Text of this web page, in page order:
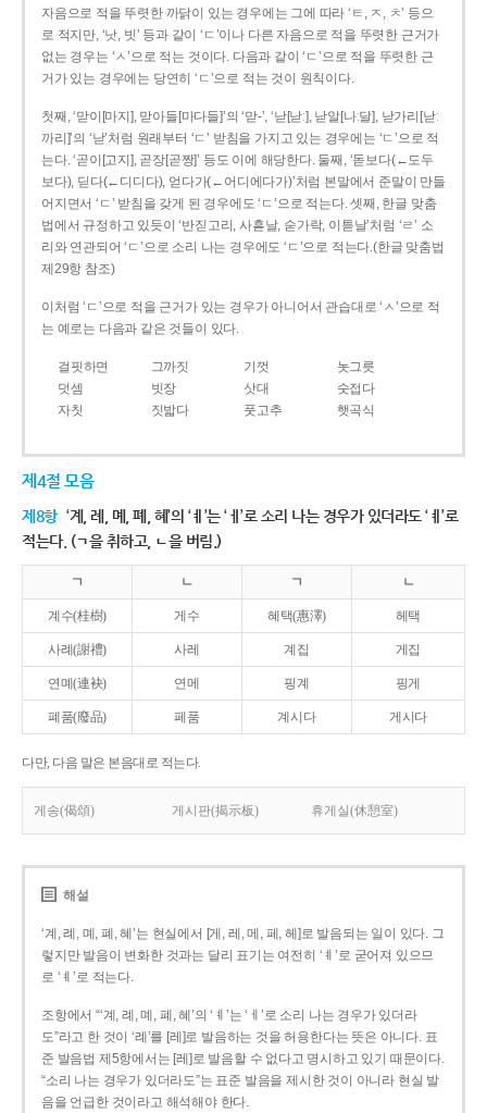
자음으로 적을 뚜렷한 까닭이 있는 경우에는 그에 따라 ‘ㅌ, ㅈ, ㅊ’ 등으
로 적지만, ‘낫, 빗’ 등과 같이 ‘ㄷ’이나 다른 자음으로 적을 뚜렷한 근거가
없는 경우는 ‘ㅅ’으로 적는 것이다. 다음과 같이 ‘ㄷ’으로 적을 뚜렷한 근
거가 있는 경우에는 당연히 ‘ㄷ’으로 적는 것이 원칙이다.
첫째, ‘맏이[마지], 맏아들[마다들]’의 ‘맏-’, ‘낟[낟ː], 낟알[나ː달], 낟가리[낟ː
까리]’의 ‘낟’처럼 원래부터 ‘ㄷ’ 받침을 가지고 있는 경우에는 ‘ㄷ’으로 적
는다. ‘곧이[고지], 곧장[곧짱]’ 등도 이에 해당한다. 둘째, ‘돋보다(←도두
보다), 딛다(←디디다), 얻다가(←어디에다가)’처럼 본말에서 준말이 만들
어지면서 ‘ㄷ’ 받침을 갖게 된 경우에도 ‘ㄷ’으로 적는다. 셋째, 한글 맞춤
법에서 규정하고 있듯이 ‘반짇고리, 사흗날, 숟가락, 이튿날’처럼 ‘ㄹ’ 소
리와 연관되어 ‘ㄷ’으로 소리 나는 경우에도 ‘ㄷ’으로 적는다.(한글 맞춤법
제29항 참조)
이처럼 ‘ㄷ’으로 적을 근거가 있는 경우가 아니어서 관습대로 ‘ㅅ’으로 적
는 예로는 다음과 같은 것들이 있다.
걸핏하면 그까짓 기껏
놋그릇
덧셈
빗장 삿대
숫접다
자칫
짓밟다 풋고추 햇곡식
제4절 모음
제8항 ‘계, 례, 몌, 폐, 혜’의 ‘ㅖ’는 ‘ㅔ’로 소리 나는 경우가 있더라도 ‘ㅖ’로
적는다. (ㄱ을 취하고, ㄴ을 버림.)
ㄱ ㄴ ㄱ ㄴ
계수(桂樹) 게수 혜택(惠澤) 헤택
사례(謝禮) 사레 계집 게집
연몌(連袂) 연메 핑계 핑게
폐품(廢品) 페품 계시다 게시다
다만, 다음 말은 본음대로 적는다.
게송(偈頌) 게시판(揭示板) 휴게실(休憩室)
해설
‘계, 례, 몌, 폐, 혜’는 현실에서 [게, 레, 메, 페, 헤]로 발음되는 일이 있다. 그
렇지만 발음이 변화한 것과는 달리 표기는 여전히 ‘ㅖ’로 굳어져 있으므
로 ‘ㅖ’로 적는다.
조항에서 “‘계, 례, 몌, 폐, 혜’의 ‘ㅖ’는 ‘ㅔ’로 소리 나는 경우가 있더라
도”라고 한 것이 ‘례’를 [레]로 발음하는 것을 허용한다는 뜻은 아니다. 표
준 발음법 제5항에서는 [레]로 발음할 수 없다고 명시하고 있기 때문이다.
“소리 나는 경우가 있더라도”는 표준 발음을 제시한 것이 아니라 현실 발
음을 언급한 것이라고 해석해야 한다.